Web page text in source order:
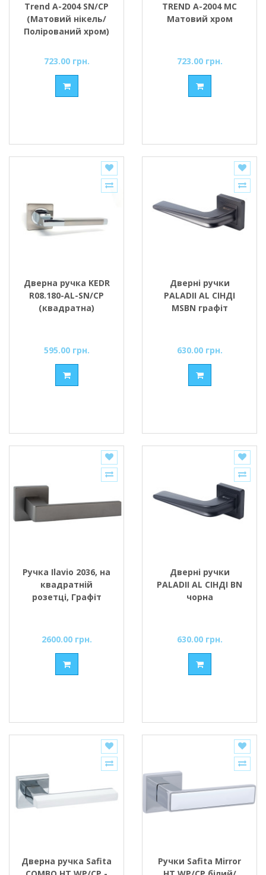
Trend A-2004 SN/CP
(Матовий нікель/
Полірований хром)
723.00 грн.
TREND A-2004 MC
Матовий хром
723.00 грн.
Дверна ручка KEDR
R08.180-AL-SN/CP
(квадратна)
595.00 грн.
Дверні ручки
PALADII AL СІНДІ
MSBN графіт
630.00 грн.
Ручка Ilavio 2036, на
квадратній
розетці, Графіт
2600.00 грн.
Дверні ручки
PALADII AL СІНДІ BN
чорна
630.00 грн.
Дверна ручка Safita
Ручки Safita Mirror